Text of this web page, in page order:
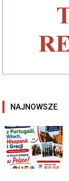
NAJNOWSZE